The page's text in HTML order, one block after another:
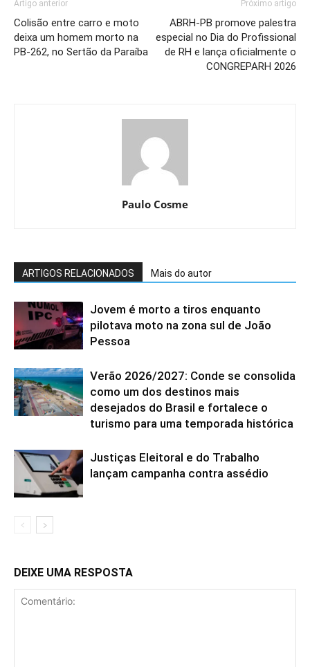
Artigo anterior
Colisão entre carro e moto
deixa um homem morto na
PB-262, no Sertão da Paraíba
Próximo artigo
ABRH-PB promove palestra
especial no Dia do Profissional
de RH e lança oficialmente o
CONGREPARH 2026
Paulo Cosme
ARTIGOS RELACIONADOS Mais do autor
Jovem é morto a tiros enquanto
pilotava moto na zona sul de João
Pessoa
Verão 2026/2027: Conde se consolida
como um dos destinos mais
desejados do Brasil e fortalece o
turismo para uma temporada histórica
Justiças Eleitoral e do Trabalho
lançam campanha contra assédio
DEIXE UMA RESPOSTA